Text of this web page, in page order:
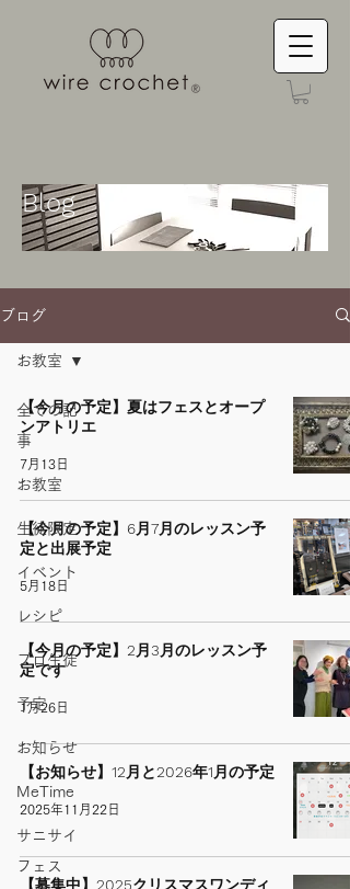
Blog
ブログ
全ての記
事
お教室
生徒限定
イベント
レシピ
プロ生徒
予定
お知らせ
MeTime
サニサイ
フェス
お教室
【今月の予定】夏はフェスとオープ
ンアトリエ
7月13日
【今月の予定】6月7月のレッスン予
定と出展予定
5月18日
【今月の予定】2月3月のレッスン予
定です
1月26日
【お知らせ】12月と2026年1月の予定
2025年11月22日
【募集中】2025クリスマスワンディ